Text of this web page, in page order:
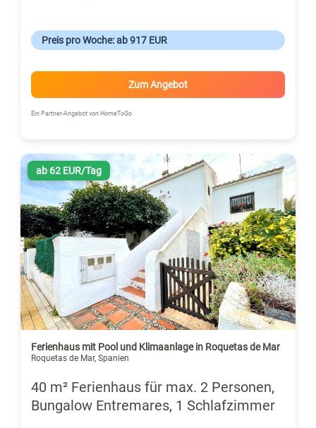
Preis pro Woche: ab 917 EUR
Zum Angebot
Ein Partner-Angebot von HomeToGo
ab 62 EUR/Tag
Ferienhaus mit Pool und Klimaanlage in Roquetas de Mar
Roquetas de Mar, Spanien
40 m² Ferienhaus für max. 2 Personen,
Bungalow Entremares, 1 Schlafzimmer